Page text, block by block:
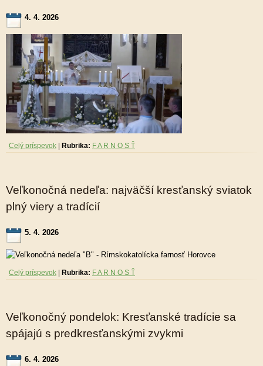
4. 4. 2026
Celý príspevok Rubrika: F A R N O S Ť
Veľkonočná nedeľa: najväčší kresťanský sviatok
plný viery a tradícií
5. 4. 2026
Celý príspevok Rubrika: F A R N O S Ť
Veľkonočný pondelok: Kresťanské tradície sa
spájajú s predkresťanskými zvykmi
6. 4. 2026